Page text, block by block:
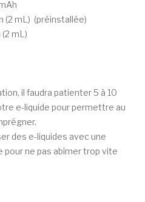
(2 mL) (préinstallée)
(2 mL)
il faudra patienter 5 à 10
e-liquide pour permettre au
des e-liquides avec une
pour ne pas abîmer trop vite